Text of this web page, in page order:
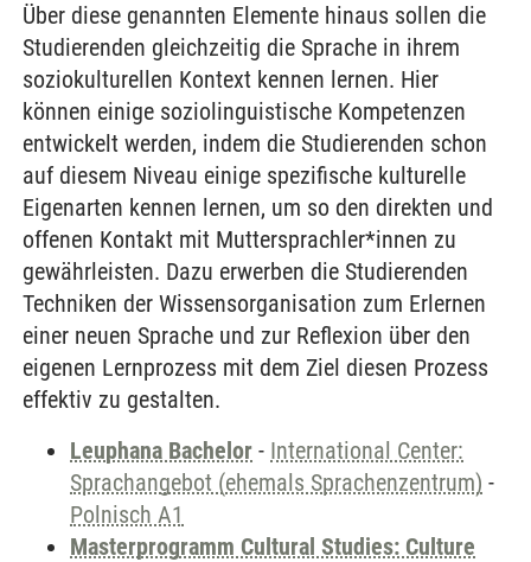
Über diese genannten Elemente hinaus sollen die
Studierenden gleichzeitig die Sprache in ihrem
soziokulturellen Kontext kennen lernen. Hier
können einige soziolinguistische Kompetenzen
entwickelt werden, indem die Studierenden schon
auf diesem Niveau einige spezifische kulturelle
Eigenarten kennen lernen, um so den direkten und
offenen Kontakt mit Muttersprachler*innen zu
gewährleisten. Dazu erwerben die Studierenden
Techniken der Wissensorganisation zum Erlernen
einer neuen Sprache und zur Reflexion über den
eigenen Lernprozess mit dem Ziel diesen Prozess
effektiv zu gestalten.
Leuphana Bachelor - International Center:
Sprachangebot (ehemals Sprachenzentrum) -
Polnisch A1
Masterprogramm Cultural Studies: Culture